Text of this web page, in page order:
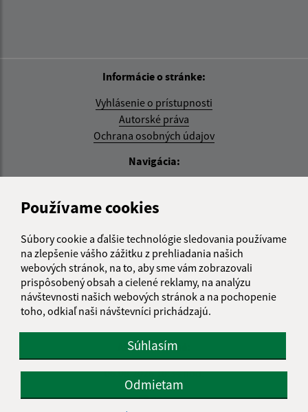
Používame cookies
Súbory cookie a ďalšie technológie sledovania používame
na zlepšenie vášho zážitku z prehliadania našich
webových stránok, na to, aby sme vám zobrazovali
prispôsobený obsah a cielené reklamy, na analýzu
návštevnosti našich webových stránok a na pochopenie
toho, odkiaľ naši návštevníci prichádzajú.
Súhlasím
Odmietam
Informácie o stránke:
Vyhlásenie o prístupnosti
Autorské práva
Ochrana osobných údajov
Navigácia:
Mapa stránok
Rýchle odkazy:
Aktuality
História
Fotogaléria
Kontakty
Aktualizované:
06.08.2026 10:34 hod.
RSS